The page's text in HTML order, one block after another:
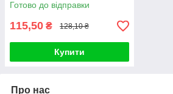
Готово до відправки
115,50 ₴ 128,10 ₴
Купити
Про нас